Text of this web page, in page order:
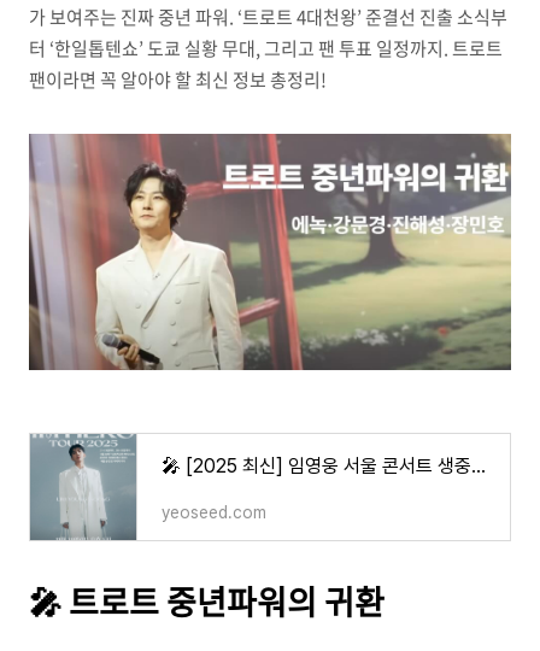
가 보여주는 진짜 중년 파워. ‘트로트 4대천왕’ 준결선 진출 소식부
터 ‘한일톱텐쇼’ 도쿄 실황 무대, 그리고 팬 투표 일정까지. 트로트
팬이라면 꼭 알아야 할 최신 정보 총정리!
🎤 [2025 최신] 임영웅 서울 콘서트 생중계 확정｜티빙 독점 공개 & 암표 근절 이슈까지 총정리
yeoseed.com
🎤 트로트 중년파워의 귀환